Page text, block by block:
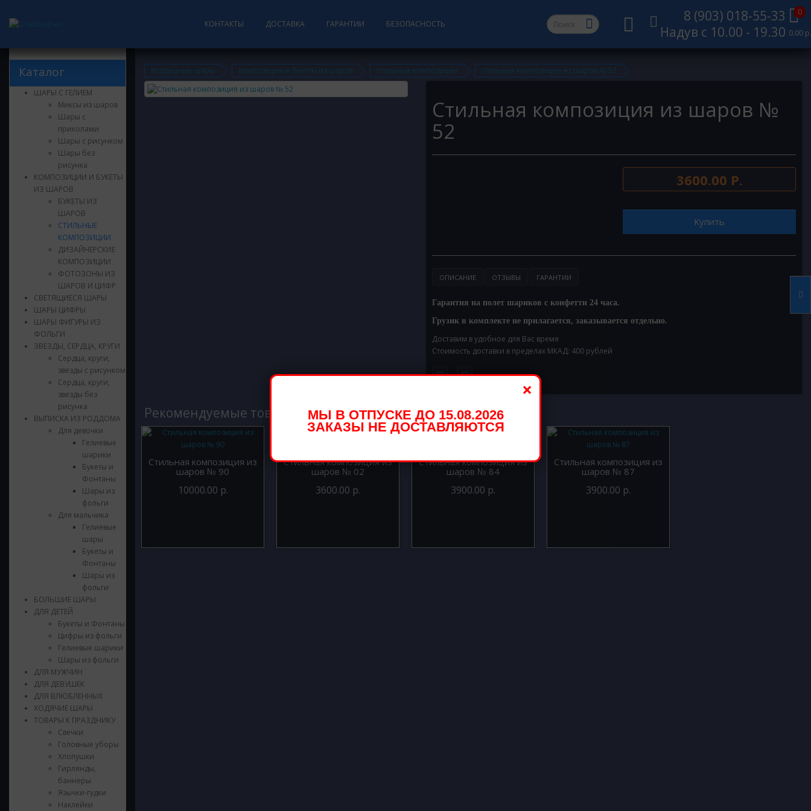
КОНТАКТЫ ДОСТАВКА ГАРАНТИИ БЕЗОПАСНОСТЬ
8 (903) 018-55-33
Надув с 10.00 - 19.30
0
0.00 р.
Каталог
ШАРЫ С ГЕЛИЕМ
Миксы из шаров
Шары с
приколами
Шары с рисунком
Шары без
рисунка
КОМПОЗИЦИИ И БУКЕТЫ
ИЗ ШАРОВ
БУКЕТЫ ИЗ
ШАРОВ
СТИЛЬНЫЕ
КОМПОЗИЦИИ
ДИЗАЙНЕРСКИЕ
КОМПОЗИЦИИ
ФОТОЗОНЫ ИЗ
ШАРОВ И ЦИФР
СВЕТЯЩИЕСЯ ШАРЫ
ШАРЫ ЦИФРЫ
ШАРЫ ФИГУРЫ ИЗ
ФОЛЬГИ
ЗВЕЗДЫ, СЕРДЦА, КРУГИ
Сердца, круги,
звезды с рисунком
Сердца, круги,
звезды без
рисунка
ВЫПИСКА ИЗ РОДДОМА
Для девочки
Гелиевые
шарики
Букеты и
Фонтаны
Шары из
фольги
Для мальчика
Гелиевые
шары
Букеты и
Фонтаны
Шары из
фольги
БОЛЬШИЕ ШАРЫ
ДЛЯ ДЕТЕЙ
Букеты и Фонтаны
Цифры из фольги
Гелиевые шарики
Шары из фольги
ДЛЯ МУЖЧИН
ДЛЯ ДЕВУШЕК
ДЛЯ ВЛЮБЛЕННЫХ
ХОДЯЧИЕ ШАРЫ
ТОВАРЫ К ПРАЗДНИКУ
Свечки
Головные уборы
Хлопушки
Гирлянды,
баннеры
Язычки-гудки
Наклейки
воздушные шары композиции и букеты из шаров стильные композиции стильная композиция из шаров № 52
Стильная композиция из шаров №
52
3600.00 Р.
Купить
ОПИСАНИЕ ОТЗЫВЫ ГАРАНТИИ
Гарантия на полет шариков с конфетти 24 часа.
Грузик в комплекте не прилагается, заказывается отдельно.
Доставим в удобное для Вас время
Стоимость доставки в пределах МКАД: 400 рублей
Рекомендуемые товары
Стильная композиция из
шаров № 90
10000.00 р.
Стильная композиция из
шаров № 02
3600.00 р.
Стильная композиция из
шаров № 84
3900.00 р.
Стильная композиция из
шаров № 87
3900.00 р.
×
МЫ В ОТПУСКЕ ДО 15.08.2026
ЗАКАЗЫ НЕ ДОСТАВЛЯЮТСЯ